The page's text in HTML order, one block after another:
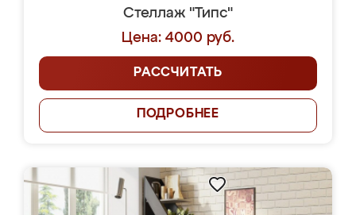
Стеллаж "Типс"
Цена: 4000 руб.
РАССЧИТАТЬ
ПОДРОБНЕЕ